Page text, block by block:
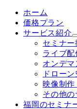
ホーム
価格プラン
サービス紹介
セミナー
ライブ配
オンデ
ドロー
映像制
その他の
福岡のセミナ